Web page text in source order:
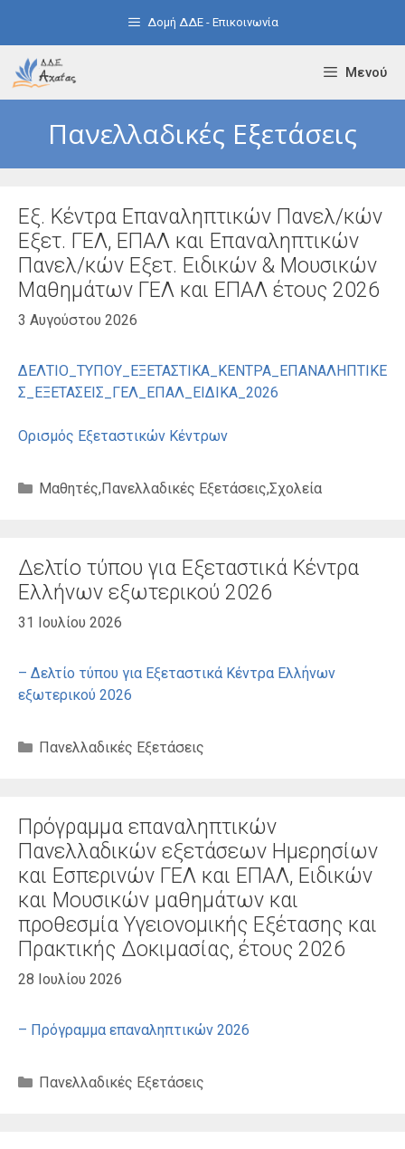
Δομή ΔΔΕ - Επικοινωνία
Μενού
Πανελλαδικές Εξετάσεις
Εξ. Κέντρα Επαναληπτικών Πανελ/κών
Εξετ. ΓΕΛ, ΕΠΑΛ και Επαναληπτικών
Πανελ/κών Εξετ. Ειδικών & Μουσικών
Μαθημάτων ΓΕΛ και ΕΠΑΛ έτους 2026
3 Αυγούστου 2026
ΔΕΛΤΙΟ_ΤΥΠΟΥ_ΕΞΕΤΑΣΤΙΚΑ_ΚΕΝΤΡΑ_ΕΠΑΝΑΛΗΠΤΙΚΕ
Σ_ΕΞΕΤΑΣΕΙΣ_ΓΕΛ_ΕΠΑΛ_ΕΙΔΙΚΑ_2026
Ορισμός Εξεταστικών Κέντρων
Κατηγορίες
Μαθητές,Πανελλαδικές Εξετάσεις,Σχολεία
Δελτίο τύπου για Εξεταστικά Κέντρα
Ελλήνων εξωτερικού 2026
31 Ιουλίου 2026
– Δελτίο τύπου για Εξεταστικά Κέντρα Ελλήνων
εξωτερικού 2026
Κατηγορίες
Πανελλαδικές Εξετάσεις
Πρόγραμμα επαναληπτικών
Πανελλαδικών εξετάσεων Ημερησίων
και Εσπερινών ΓΕΛ και ΕΠΑΛ, Ειδικών
και Μουσικών μαθημάτων και
προθεσμία Υγειονομικής Εξέτασης και
Πρακτικής Δοκιμασίας, έτους 2026
28 Ιουλίου 2026
– Πρόγραμμα επαναληπτικών 2026
Κατηγορίες
Πανελλαδικές Εξετάσεις